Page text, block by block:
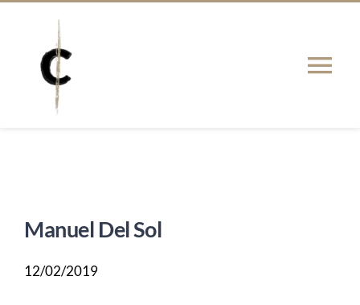
contenido
PUBLICACIONES
Manuel Del Sol
12/02/2019